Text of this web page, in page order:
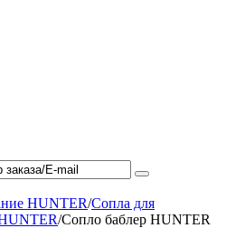
HUNTER/Сопла для
/Сопло баблер HUNTER